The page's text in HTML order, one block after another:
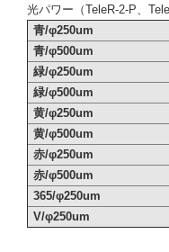
光パワー（TeleR-2-P、
青/φ250um
青/φ500um
緑/φ250um
緑/φ500um
黄/φ250um
黄/φ500um
赤/φ250um
赤/φ500um
365/φ250um
V/φ250um